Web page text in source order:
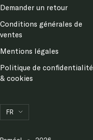
Demander un retour
Conditions générales de
ventes
Mentions légales
Politique de confidentialité
& cookies
Langue
FR